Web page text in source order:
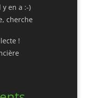
y en a :-)
cherche
!